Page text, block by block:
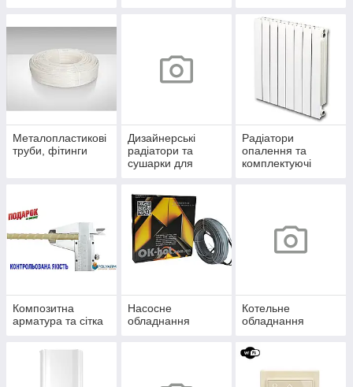
Металопластикові
труби, фітинги
Дизайнерські
радіатори та
сушарки для
Радіатори
опалення та
комплектуючі
Композитна
арматура та сітка
Насосне
обладнання
Котельне
обладнання